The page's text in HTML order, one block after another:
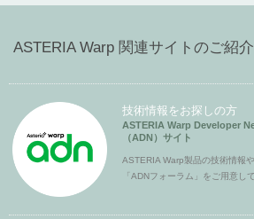
ASTERIA Warp 関連サイトのご紹介
技術情報をお探しの方
ASTERIA Warp Developer
（ADN）サイト
ASTERIA Warp製品の技術情報
「ADNフォーラム」をご用意し